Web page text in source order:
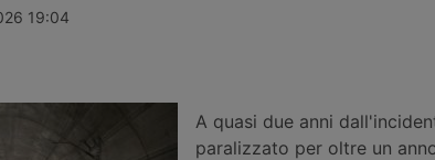
e un
ancora
19:04
A quasi due anni
paralizzato per oltre un